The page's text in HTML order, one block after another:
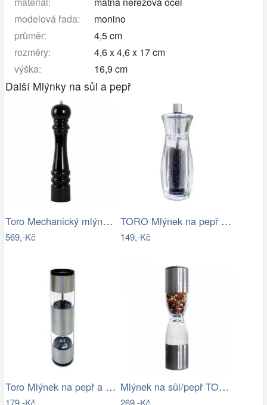
modelová řada:
monino
průměr:
4,5 cm
rozměry:
4,6 x 4,6 x 17 cm
výška:
16,9 cm
Další Mlýnky na sůl a pepř
Toro Mechanický mlýnek na sůl a pepř 35…
569,-Kč
TORO Mlýnek na pepř mechanický
149,-Kč
Toro Mlýnek na pepř a sůl 263087
179,-Kč
Mlýnek na sůl/pepř TORO přesýpací hodiny
269,-Kč